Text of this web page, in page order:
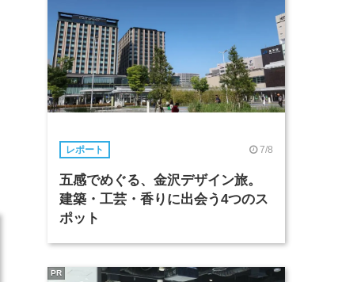
レポート 7/8
五感でめぐる、金沢デザイン旅。
建築・工芸・香りに出会う4つのス
ポット
PR